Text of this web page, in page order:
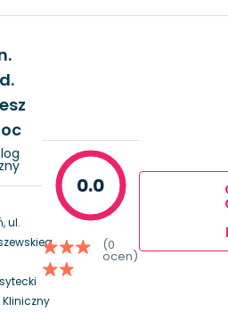
ul.
0.0
(0
ocen)